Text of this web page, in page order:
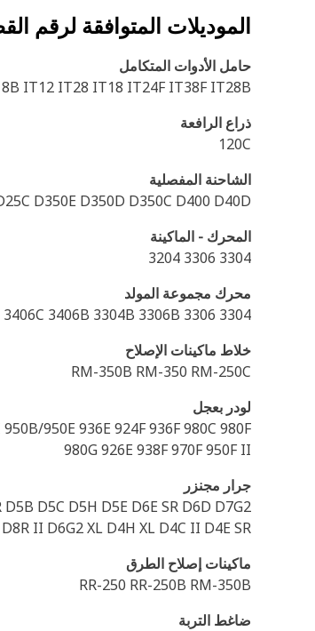
الموديلات المتوافقة لرقم
حامل الأدوات المتكامل
IT12 IT28 IT18 IT24F IT38F IT28B
ذراع الرافعة
120C
الشاحنة المفصلية
D350E D350D D350C D400 D40D
المحرك - الماكينة
3304 3306 3204
محرك مجموعة المولد
3406C 3406B 3304B 3306B 3306 3304
خلاط ماكينات الإصلاح
RM-350B RM-350 RM-250C
لودر بعجل
950E 936E 924F 936F 980C 980F
980G 926E 938F 970F 950F II
جرار مجنزر
D5C D5H D5E D6E SR D6D D7G2
II D6G2 XL D4H XL D4C II D4E SR
ماكينات إصلاح الطرق
RR-250 RR-250B RM-350B
ضاغط التربة